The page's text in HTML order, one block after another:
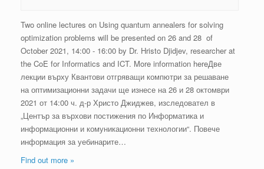
Two online lectures on Using quantum annealers for solving
optimization problems will be presented on 26 and 28 of
October 2021, 14:00 - 16:00 by Dr. Hristo Djidjev, researcher at
the CoE for Informatics and ICT. More information hereДве
лекции върху Квантови отгряващи компютри за решаване
на оптимизационни задачи ще изнесе на 26 и 28 октомври
2021 от 14:00 ч. д-р Христо Джиджев, изследовател в
„Център за върхови постижения по Информатика и
информационни и комуникационни технологии“. Повече
информация за уебинарите…
Find out more »